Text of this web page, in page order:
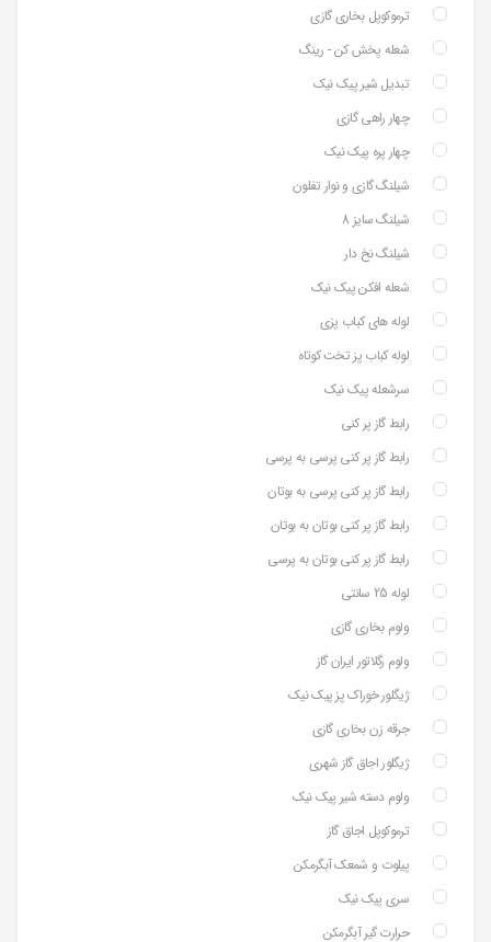
ترموکوپل بخاری گازی
شعله پخش کن - رینگ
تبدیل شیر پیک نیک
چهار راهی گازی
چهار پره پیک نیک
شیلنگ گازی و نوار تفلون
شیلنگ سایز 8
شیلنگ نخ دار
شعله افکن پیک نیک
لوله های کباب پزی
لوله کباب پز تخت کوتاه
سرشعله پیک نیک
رابط گاز پر کنی
رابط گاز پر کنی پرسی به پرسی
رابط گاز پر کنی پرسی به بوتان
رابط گاز پر کنی بوتان به بوتان
رابط گاز پر کنی بوتان به پرسی
لوله 25 سانتی
ولوم بخاری گازی
ولوم رگلاتور ایران گاز
ژیگلور خوراک پز پیک نیک
جرقه زن بخاری گازی
ژیگلور اجاق گاز شهری
ولوم دسته شیر پیک نیک
ترموکوپل اجاق گاز
پیلوت و شمعک آبگرمکن
سری پیک نیک
حرارت گیر آبگرمکن